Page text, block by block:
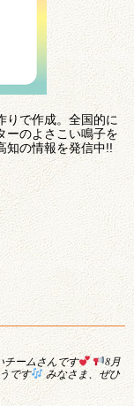
りで作成。全国的に
ーのよさこい鳴子を
知の情報を発信中!!
チームさんです
8月
です
みなさま、ぜひ